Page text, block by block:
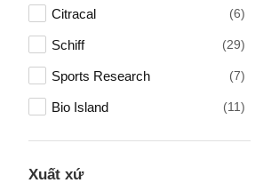
Citracal (6)
Schiff (29)
Sports Research (7)
Bio Island (11)
Mason Natural (3)
Healthy Care
Xuất xứ